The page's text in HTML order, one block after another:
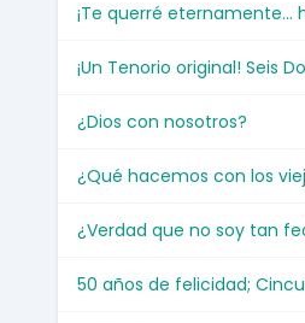
¡Te querré eternamente...
¡Un Tenorio original! Seis
¿Dios con nosotros?
¿Qué hacemos con los
¿Verdad que no soy tan
50 años de felicidad;